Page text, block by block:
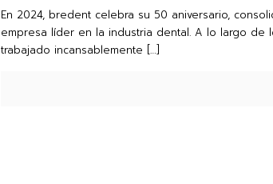
En 2024, bredent celebra su 50 aniversario,
empresa líder en la industria dental. A lo largo de
trabajado incansablemente […]